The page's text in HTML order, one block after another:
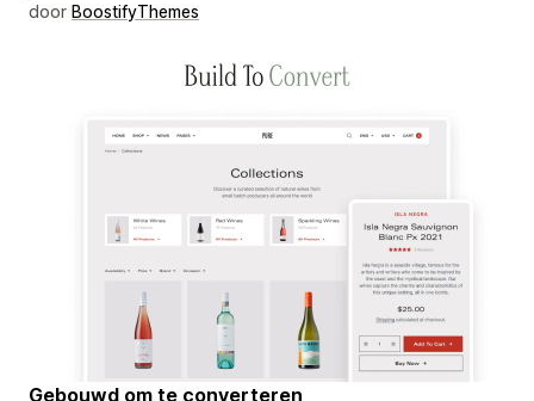
door BoostifyThemes
Gebouwd om te converteren